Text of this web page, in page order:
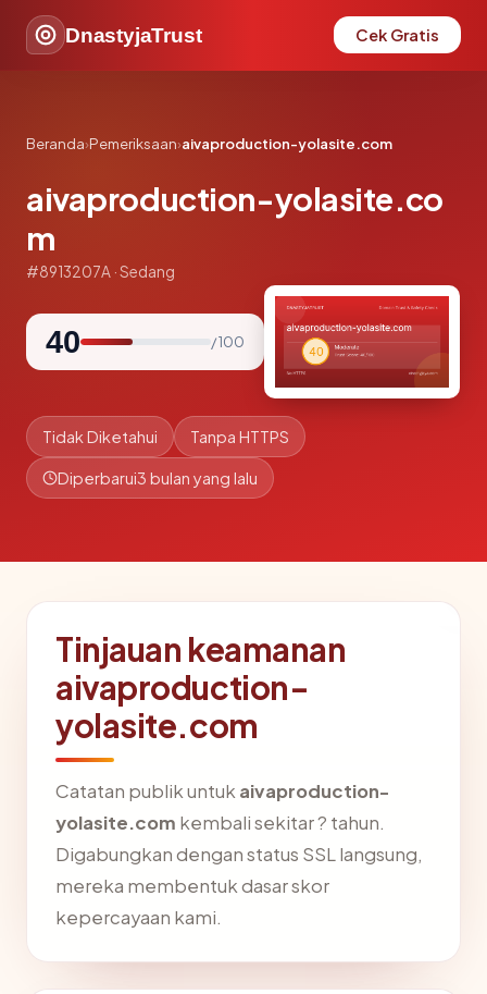
DnastyjaTrust Cek Gratis
Beranda›Pemeriksaan›aivaproduction-yolasite.com
aivaproduction-yolasite.co
m
#8913207A · Sedang
40 / 100
Tidak Diketahui Tanpa HTTPS
Diperbarui3 bulan yang lalu
Tinjauan keamanan
aivaproduction-
yolasite.com
Catatan publik untuk aivaproduction-
yolasite.com kembali sekitar ? tahun.
Digabungkan dengan status SSL langsung,
mereka membentuk dasar skor
kepercayaan kami.